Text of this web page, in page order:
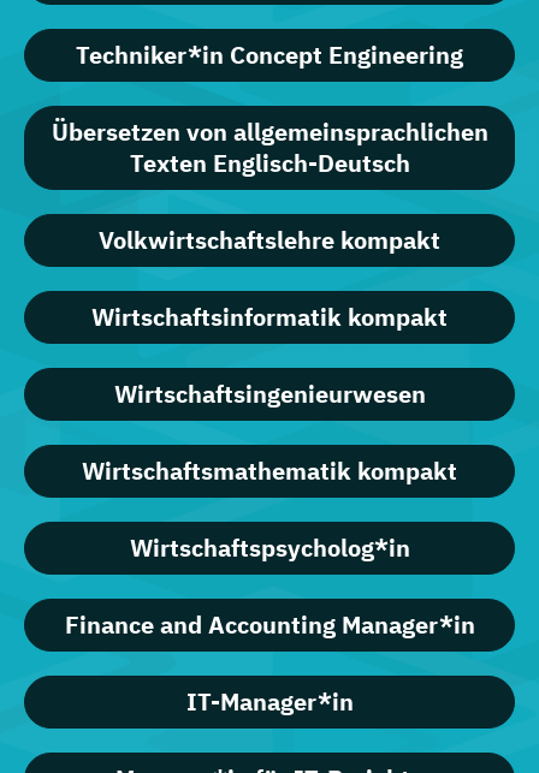
Techniker*in Concept Engineering
Übersetzen von allgemeinsprachlichen
Texten Englisch-Deutsch
Volkwirtschaftslehre kompakt
Wirtschaftsinformatik kompakt
Wirtschaftsingenieurwesen
Wirtschaftsmathematik kompakt
Wirtschaftspsycholog*in
Finance and Accounting Manager*in
IT-Manager*in